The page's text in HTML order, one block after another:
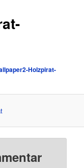
Holzpirat-